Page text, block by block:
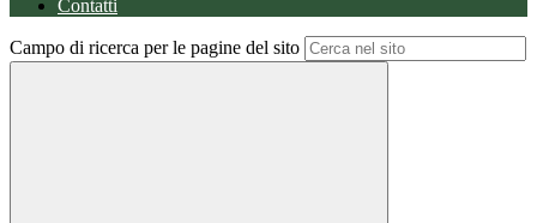
Contatti
Campo di ricerca per le pagine del sito